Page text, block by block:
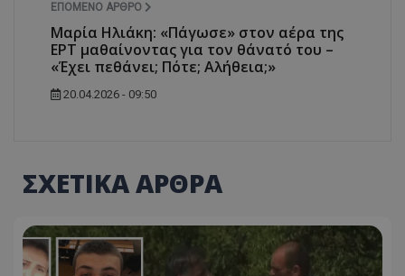
ΕΠΌΜΕΝΟ ΆΡΘΡΟ
Μαρία Ηλιάκη: «Πάγωσε» στον αέρα της
ΕΡΤ μαθαίνοντας για τον θάνατό του –
«Έχει πεθάνει; Πότε; Αλήθεια;»
20.04.2026 - 09:50
ΣΧΕΤΙΚΑ ΑΡΘΡΑ